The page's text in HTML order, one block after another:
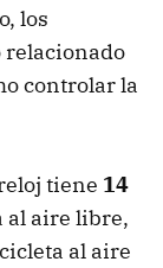
los
relacionado
controlar la
tiene 14
al aire libre,
al aire